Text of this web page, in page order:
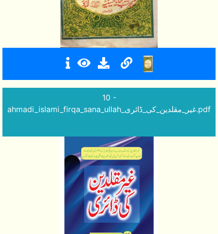
10 -
ahmadi_islami_firqa_sana_ullah_غیر_مقلدین_کی_ڈائری.pdf